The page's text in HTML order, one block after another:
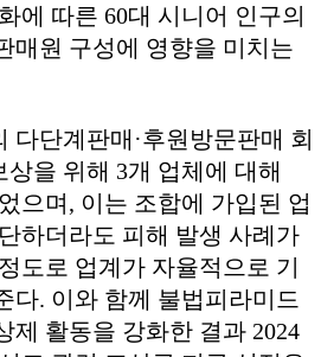
에 따른 60대 시니어 인구의
매원 구성에 영향을 미치는
다단계판매·후원방문판매 회
을 위해 3개 업체에 대해
으며, 이는 조합에 가입된 업
하더라도 피해 발생 사례가
도로 업계가 자율적으로 기
다. 이와 함께 불법피라미드
제 활동을 강화한 결과 2024